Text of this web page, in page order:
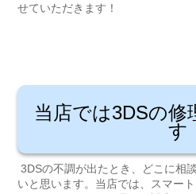
せていただきます！
当店では3DSの修
す
3DSの不調が出たとき、どこに相
いと思います。当店では、スマー